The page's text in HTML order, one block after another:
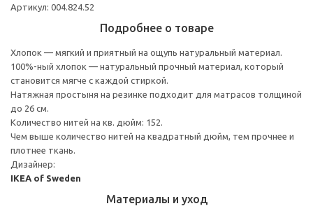
Артикул: 004.824.52
Подробнее о товаре
Хлопок — мягкий и приятный на ощупь натуральный материал.
100%-ный хлопок — натуральный прочный материал, который
становится мягче с каждой стиркой.
Натяжная простыня на резинке подходит для матрасов толщиной
до 26 см.
Количество нитей на кв. дюйм: 152.
Чем выше количество нитей на квадратный дюйм, тем прочнее и
плотнее ткань.
Дизайнер:
IKEA of Sweden
Материалы и уход